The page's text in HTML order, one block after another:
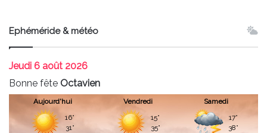
Ephéméride & météo
Jeudi 6 août 2026
Bonne fête Octavien
Aujourd'hui
16°
31°
Vendredi
15°
35°
Samedi
17°
38°